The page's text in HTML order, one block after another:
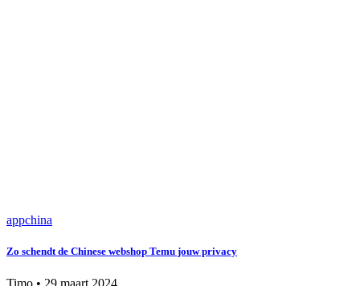
appchina
Zo schendt de Chinese webshop Temu jouw privacy
Timo • 29 maart 2024